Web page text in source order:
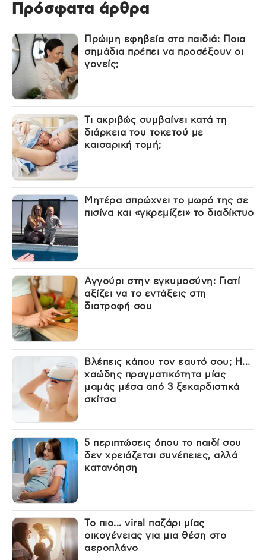
Πρόσφατα άρθρα
Πρώιμη εφηβεία στα παιδιά: Ποια
σημάδια πρέπει να προσέξουν οι
γονείς;
Τι ακριβώς συμβαίνει κατά τη
διάρκεια του τοκετού με
καισαρική τομή;
Μητέρα σπρώχνει το μωρό της σε
πισίνα και «γκρεμίζει» το διαδίκτυο
Αγγούρι στην εγκυμοσύνη: Γιατί
αξίζει να το εντάξεις στη
διατροφή σου
Βλέπεις κάπου τον εαυτό σου; Η...
χαώδης πραγματικότητα μίας
μαμάς μέσα από 3 ξεκαρδιστικά
σκίτσα
5 περιπτώσεις όπου το παιδί σου
δεν χρειάζεται συνέπειες, αλλά
κατανόηση
Το πιο... viral παζάρι μίας
οικογένειας για μια θέση στο
αεροπλάνο